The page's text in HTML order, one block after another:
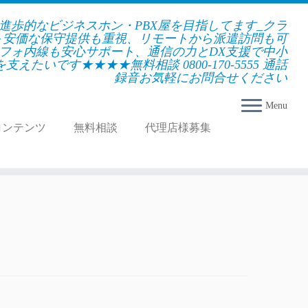
歩的なビジネスホン・PBX屋を目指してます_クラ
安価な保守提供も重視、リモートから派遣訪問も可
ォ内線も安心サポート、通信の力とDX支援で中小
支えたいです★★★★無料相談 0800-170-5555 通話
録音お気軽にお問合せください
Menu
テンツ 無料相談
代理店様募集